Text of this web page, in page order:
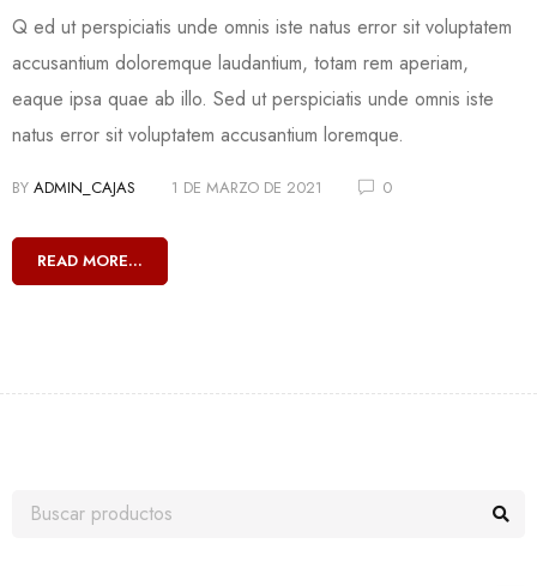
Q ed ut perspiciatis unde omnis iste natus error sit voluptatem
accusantium doloremque laudantium, totam rem aperiam,
eaque ipsa quae ab illo. Sed ut perspiciatis unde omnis iste
natus error sit voluptatem accusantium loremque.
BY ADMIN_CAJAS 1 DE MARZO DE 2021 0
READ MORE...